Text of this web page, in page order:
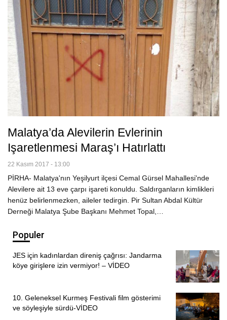
Malatya’da Alevilerin Evlerinin
Işaretlenmesi Maraş’ı Hatırlattı
22 Kasım 2017 - 13:00
PİRHA- Malatya'nın Yeşilyurt ilçesi Cemal Gürsel Mahallesi'nde
Alevilere ait 13 eve çarpı işareti konuldu. Saldırganların kimlikleri
henüz belirlenmezken, aileler tedirgin. Pir Sultan Abdal Kültür
Derneği Malatya Şube Başkanı Mehmet Topal,…
Populer
JES için kadınlardan direniş çağrısı: Jandarma
köye girişlere izin vermiyor! – VİDEO
10. Geleneksel Kurmeş Festivali film gösterimi
ve söyleşiyle sürdü-VİDEO